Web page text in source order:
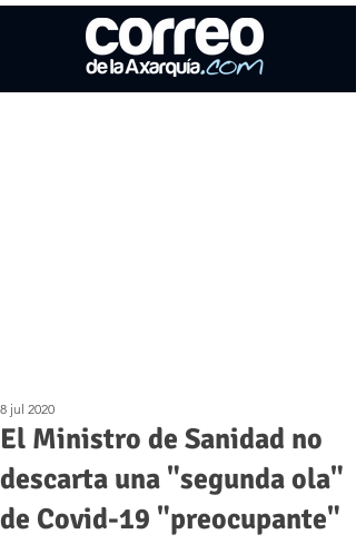
El Ministro de Sanidad no
descarta una "segunda ola"
de Covid-19 "preocupante"
8 jul 2020